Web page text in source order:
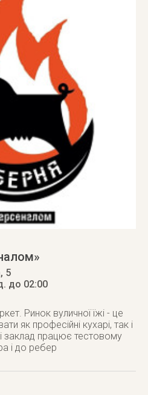
5
до 02:00
Ринок вуличної їжі - це
як професійні кухарі, так і
заклад працює тестовому
і до ребер